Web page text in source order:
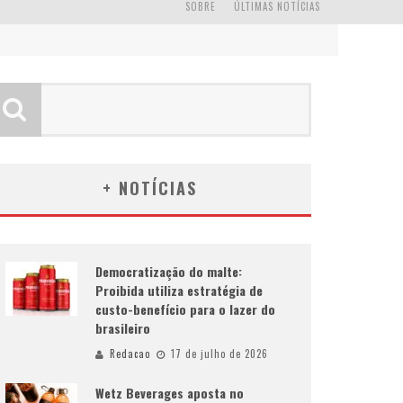
ÚLTIMAS NOTÍCIAS
SOBRE
+ NOTÍCIAS
Democratização do malte:
Proibida utiliza estratégia de
custo-benefício para o lazer do
brasileiro
Redacao 17 de julho de 2026
Wetz Beverages aposta no